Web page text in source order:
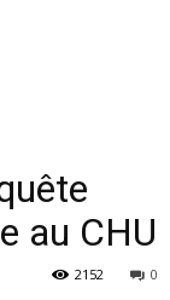
au CHU
0
2152